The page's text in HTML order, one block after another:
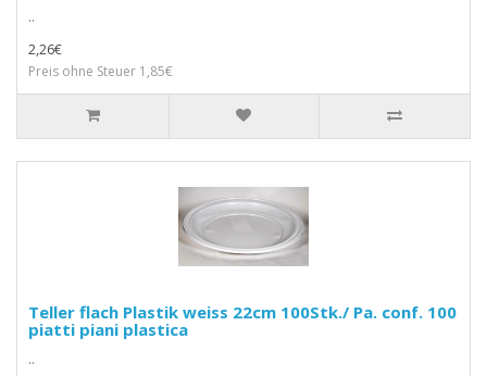
..
2,26€
Preis ohne Steuer 1,85€
Teller flach Plastik weiss 22cm 100Stk./ Pa. conf. 100
piatti piani plastica
..